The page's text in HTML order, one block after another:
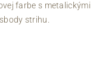
farbe s metalickými
strihu.